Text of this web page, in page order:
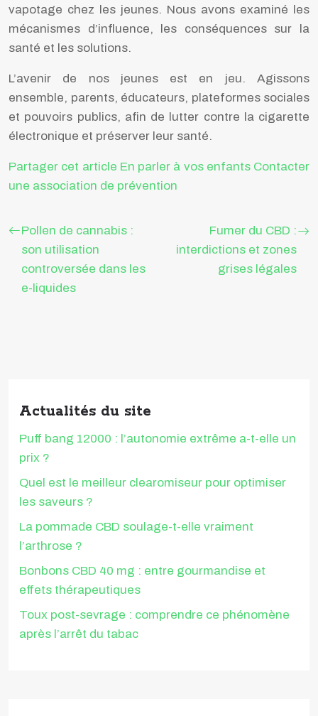
vapotage chez les jeunes. Nous avons examiné les
mécanismes d’influence, les conséquences sur la
santé et les solutions.
L’avenir de nos jeunes est en jeu. Agissons
ensemble, parents, éducateurs, plateformes sociales
et pouvoirs publics, afin de lutter contre la cigarette
électronique et préserver leur santé.
Partager cet article En parler à vos enfants Contacter
une association de prévention
Pollen de cannabis :
son utilisation
controversée dans les
e-liquides
Fumer du CBD :
interdictions et zones
grises légales
Actualités du site
Puff bang 12000 : l’autonomie extrême a-t-elle un
prix ?
Quel est le meilleur clearomiseur pour optimiser
les saveurs ?
La pommade CBD soulage-t-elle vraiment
l’arthrose ?
Bonbons CBD 40 mg : entre gourmandise et
effets thérapeutiques
Toux post-sevrage : comprendre ce phénomène
après l’arrêt du tabac